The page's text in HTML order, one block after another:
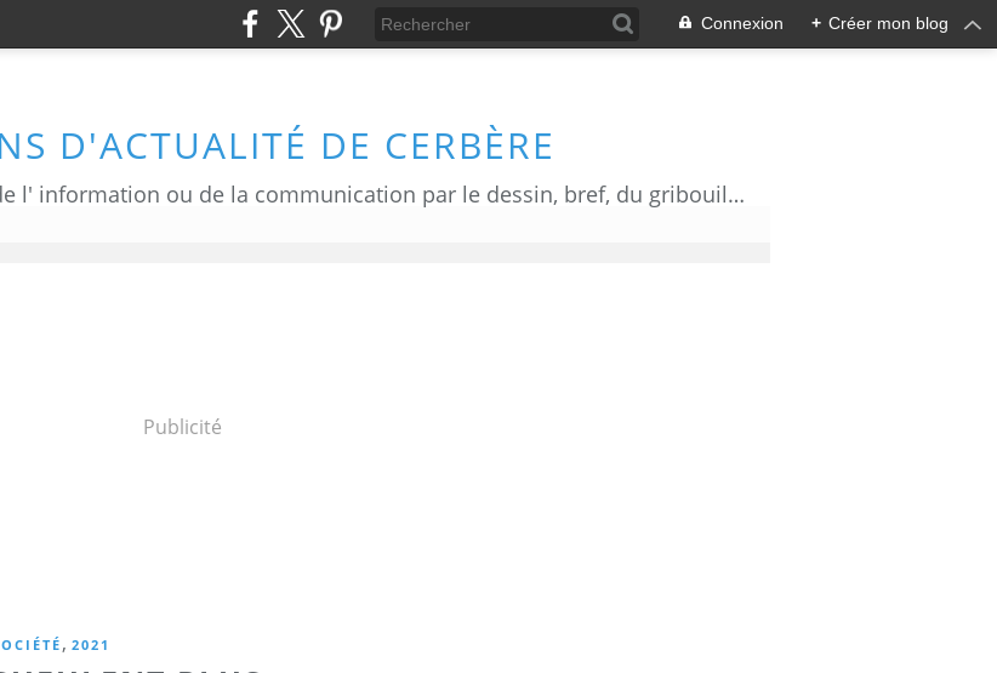
Connexion + Créer mon blog
D'ACTUALITÉ DE CERBÈRE
Du dessin d' actualité, de l' humour, de l' information ou de la communication par le dessin, bref, du gribouillage!
Publicité
, 2021